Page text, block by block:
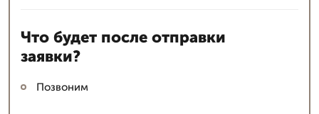
Что будет после отправки
заявки?
Позвоним